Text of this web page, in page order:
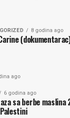
8 godina ago
ago
6 godina ago
sa berbe maslina